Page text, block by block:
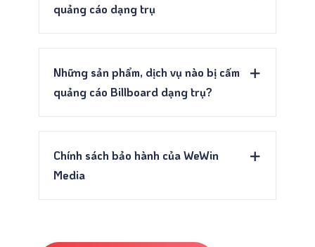
quảng cáo dạng trụ
Những sản phẩm, dịch vụ nào bị cấm
quảng cáo Billboard dạng trụ?
Chính sách bảo hành của WeWin
Media